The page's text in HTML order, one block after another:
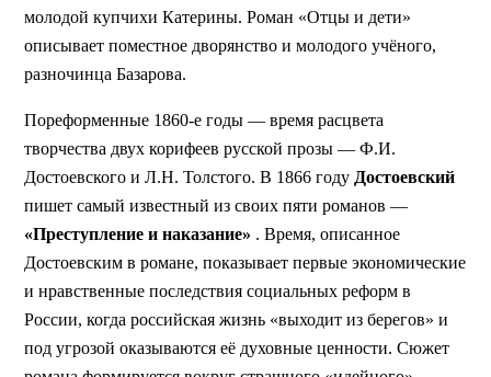
молодой купчихи Катерины. Роман «Отцы и дети»
описывает поместное дворянство и молодого учёного,
разночинца Базарова.
Пореформенные 1860-е годы — время расцвета
творчества двух корифеев русской прозы — Ф.И.
Достоевского и Л.Н. Толстого. В 1866 году Достоевский
пишет самый известный из своих пяти романов —
«Преступление и наказание» . Время, описанное
Достоевским в романе, показывает первые экономические
и нравственные последствия социальных реформ в
России, когда российская жизнь «выходит из берегов» и
под угрозой оказываются её духовные ценности. Сюжет